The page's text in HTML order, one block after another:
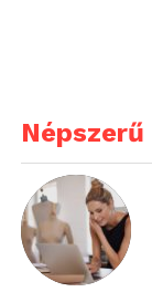
Népszerű